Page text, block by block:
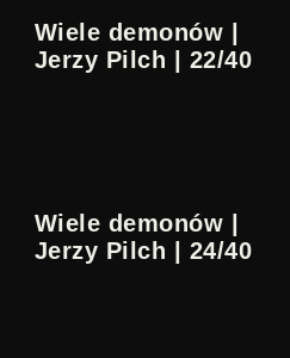
Wiele demonów |
Jerzy Pilch | 22/40
Wiele demonów |
Jerzy Pilch | 24/40